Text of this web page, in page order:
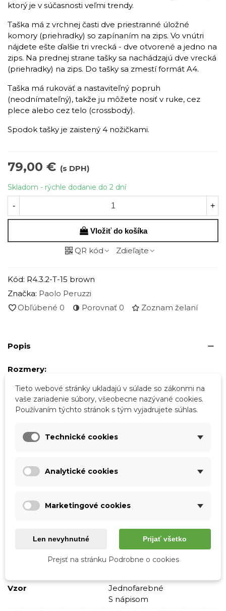
ktorý je v súčasnosti veľmi trendy.
Taška má z vrchnej časti dve priestranné úložné
komory (priehradky) so zapínaním na zips. Vo vnútri
nájdete ešte ďalšie tri vrecká - dve otvorené a jedno na
zips. Na prednej strane tašky sa nachádzajú dve vrecká
(priehradky) na zips. Do tašky sa zmestí formát A4.
Taška má rukoväť a nastaviteľný popruh
(neodnímateľný), takže ju môžete nosiť v ruke, cez
plece alebo cez telo (crossbody).
Spodok tašky je zaistený 4 nožičkami.
79,00 € (s DPH)
Skladom - rýchle dodanie do 2 dní
- +
Vložiť do košíka
QR kód Zdieľajte
Kód: R4.3.2-T-15 brown
Značka: Paolo Peruzzi
Obľúbené 0 Porovnať 0 Zoznam želaní
Popis
Rozmery:
- Dĺžka 26 cm
- Výška 35 cm
- Hmotnosť 1,14 kg
Podrobnosti o produkte
Tabuľka vlastností
Hnedá
Vzor
Jednofarebné
S nápisom
Tieto webové stránky ukladajú v súlade so zákonmi na
vaše zariadenie súbory, všeobecne nazývané cookies.
Používaním týchto stránok s tým vyjadrujete súhlas.
Technické cookies
Analytické cookies
Marketingové cookies
Len nevyhnutné Prijať všetko
Prejsť na stránku Podrobne o cookies